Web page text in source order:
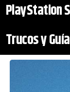
PlayStation
Trucos y